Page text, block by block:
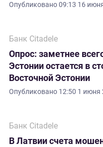
Опубликовано09:13 16
Банк Citadele
Опрос: заметнее
Эстонии остается в
Восточной Эстонии
Опубликовано 12:50 1 июня
Банк Citadele
В Латвии счета